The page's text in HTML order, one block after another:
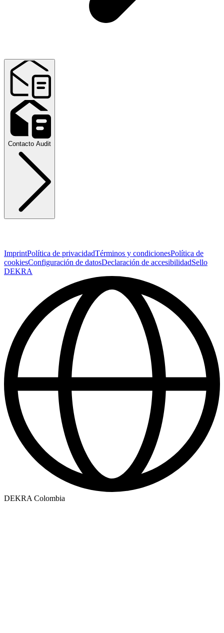
Contacto Audit
ImprintPolítica de privacidadTérminos y condicionesPolítica de
cookiesConfiguración de datosDeclaración de accesibilidadSello
DEKRA
DEKRA Colombia